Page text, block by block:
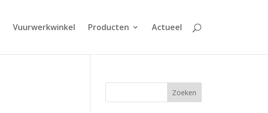
Vuurwerkwinkel Producten Actueel